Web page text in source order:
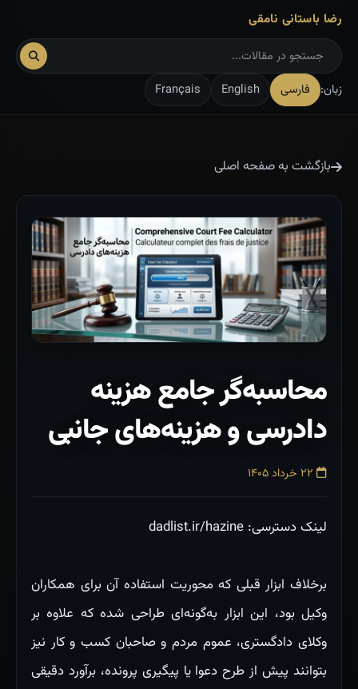
رضا باستانی نامقی
زبان: فارسی English
Français
بازگشت به صفحه اصلی
محاسبه‌گر جامع هزینه
دادرسی و هزینه‌های جانبی
لینک دسترسی: dadlist.ir/hazine
برخلاف ابزار قبلی که محوریت استفاده آن برای همکاران
وکیل بود، این ابزار به‌گونه‌ای طراحی شده که علاوه بر
وکلای دادگستری، عموم مردم و صاحبان کسب و کار نیز
بتوانند پیش از طرح دعوا یا پیگیری پرونده، برآورد دقیقی